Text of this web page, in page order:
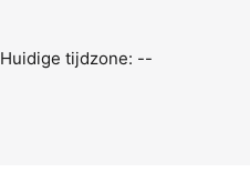
Huidige tijdzone: --